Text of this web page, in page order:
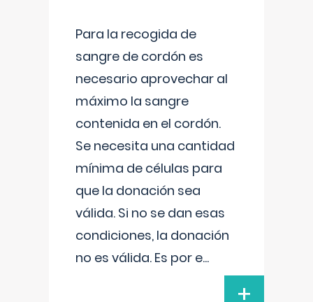
Para la recogida de
sangre de cordón es
necesario aprovechar al
máximo la sangre
contenida en el cordón.
Se necesita una cantidad
mínima de células para
que la donación sea
válida. Si no se dan esas
condiciones, la donación
no es válida. Es por e...
+